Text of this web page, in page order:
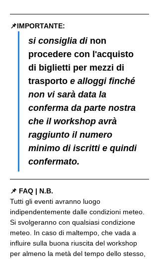
📌IMPORTANTE:
si consiglia di non
procedere con l'acquisto
di biglietti per mezzi di
trasporto e alloggi finché
non vi sarà data la
conferma da parte nostra
che il workshop avrà
raggiunto il numero
minimo di iscritti e quindi
confermato.
📌 FAQ | N.B.
Tutti gli eventi avranno luogo
indipendentemente dalle condizioni meteo.
Si svolgeranno con qualsiasi condizione
meteo. In caso di maltempo, che vada a
influire sulla buona riuscita del workshop
per almeno la metà del tempo dello stesso,